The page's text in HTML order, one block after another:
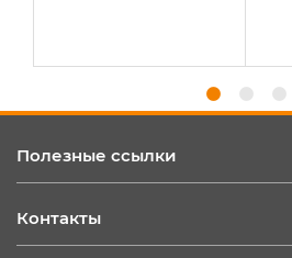
Полезные ссылки
Контакты